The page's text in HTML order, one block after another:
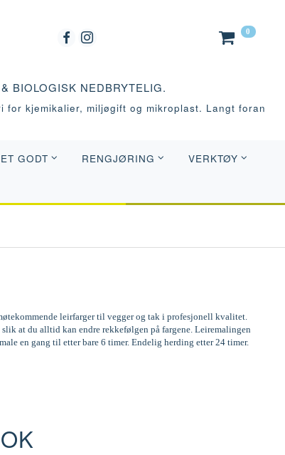
0
BIOLOGISK NEDBRYTELIG.
kjemikalier, miljøgift og mikroplast. Langt foran
GODT RENGJØRING VERKTØY
leirfarger til vegger og tak i profesjonell kvalitet.
slik at du alltid kan endre rekkefølgen på fargene. Leiremalingen
en gang til etter bare 6 timer. Endelig herding etter 24 timer.